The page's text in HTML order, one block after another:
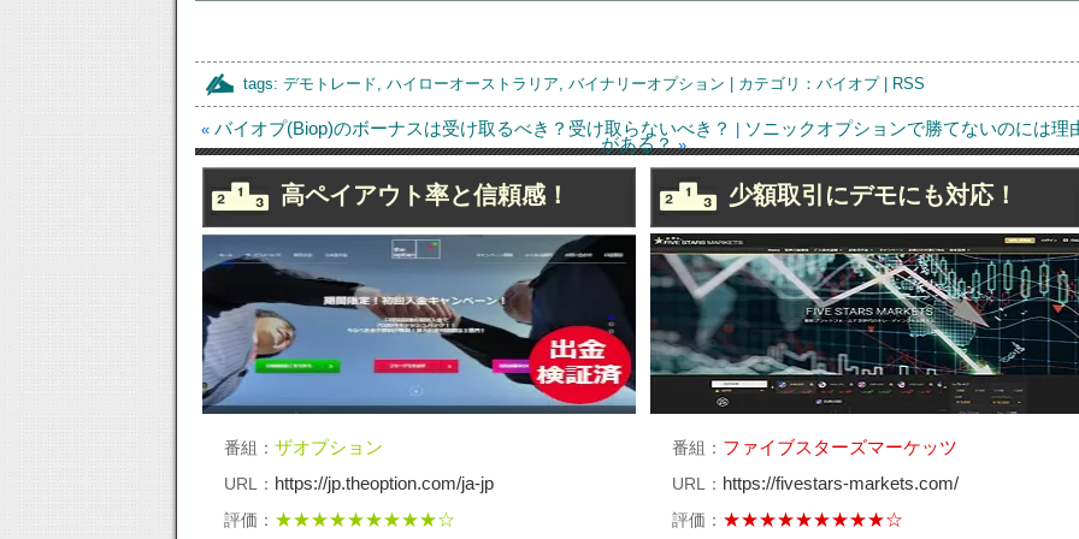
バイオプでネオ完勝法？どこで
も使える攻略法なの！？
景気の見通しと為替の動きから
バイオプで勝つ為には？
バイオプで勝てない人は戦略
を！少しでも利益を得るため
バイオプで出金ができないこと
信頼感の上がるバイオプ。安心
バイオプ(Biop)のボーナスは受
き？
tags: デモトレード, ハイローオーストラリア, バイナリーオプション | カテゴリ： バイオプ| RSS
« バイオプ(Biop)のボーナスは受け取るべき？受け取らないべき？ ソニックオプションで勝てないのには理
がある？»
高ペイアウト率と信頼感！
番組：
URL：
評価：
ザオプション
https://jp.theoption.com/ja-jp
★★★★★★★★★☆
少額取引にデモにも対応！
番組：
URL：
評価：
ファイブスターズマーケッツ
https://fivestars-markets.com/
★★★★★★★★★☆